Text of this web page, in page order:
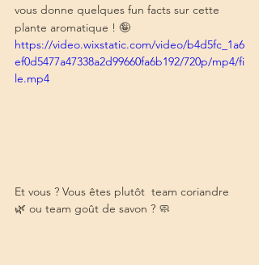
vous donne quelques fun facts sur cette
plante aromatique ! 🤪
https://video.wixstatic.com/video/b4d5fc_1a6
ef0d5477a47338a2d99660fa6b192/720p/mp4/fi
le.mp4
Et vous ? Vous êtes plutôt  team coriandre
🌿 ou team goût de savon ? 🧼